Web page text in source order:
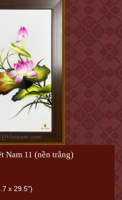
Nam 11 (nền trắng)
x 29.5")